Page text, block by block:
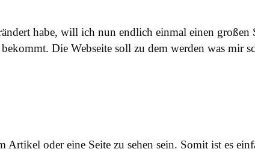
habe, will ich nun endlich einmal einen großen
Die Webseite soll zu dem werden was mir
oder eine Seite zu sehen sein. Somit ist es